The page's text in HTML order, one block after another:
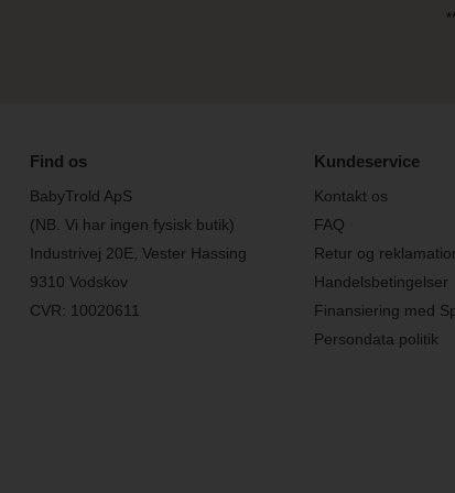
Find os
BabyTrold ApS
(NB. Vi har ingen fysisk butik)
Industrivej 20E, Vester Hassing
9310 Vodskov
CVR: 10020611
Kundeservice
Kontakt os
FAQ
Retur og
Handelsbetingelser
Finansiering med
Persondata politik